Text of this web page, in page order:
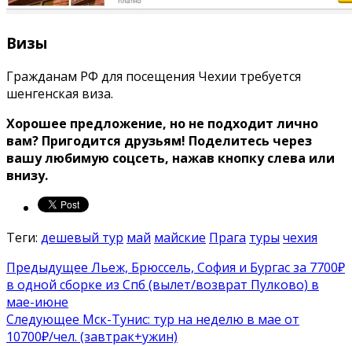
Визы
Гражданам РФ для посещения Чехии требуется
шенгенская виза.
Хорошее предложение, но не подходит лично
вам? Пригодится друзьям! Поделитесь через
вашу любимую соцсеть, нажав кнопку слева или
внизу.
Теги: дешевый тур май майские Прага туры чехия
Предыдущее Льеж, Брюссель, София и Бургас за 7700₽
в одной сборке из Спб (вылет/возврат Пулково) в
мае-июне
Следующее Мск-Тунис: тур на неделю в мае от
10700₽/чел. (завтрак+ужин)